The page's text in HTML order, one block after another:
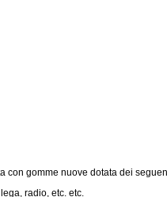
con gomme nuove dotata dei
radio, etc. etc.